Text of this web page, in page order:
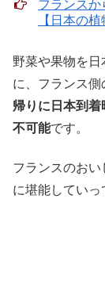
【日本の
野菜や果物を
に、フランス側
帰りに日本到
不可能です。
フランスのお
に堪能していっ